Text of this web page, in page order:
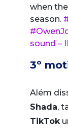
when
season.
sound –
3º
Além
Shada,
TikTok